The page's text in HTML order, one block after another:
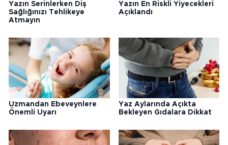
Yazın Serinlerken Diş
Sağlığınızı Tehlikeye
Atmayın
Yazın En Riskli Yiyecekleri
Açıklandı
Uzmandan Ebeveynlere
Önemli Uyarı
Yaz Aylarında Açıkta
Bekleyen Gıdalara Dikkat